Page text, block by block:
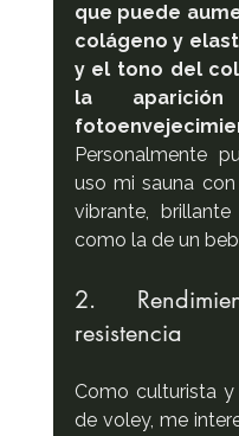
que puede
colágeno y
y el tono del
la
Personalmente
uso mi sauna
vibrante,
como la de un
2.
resistencia
Como culturista
de voley, me